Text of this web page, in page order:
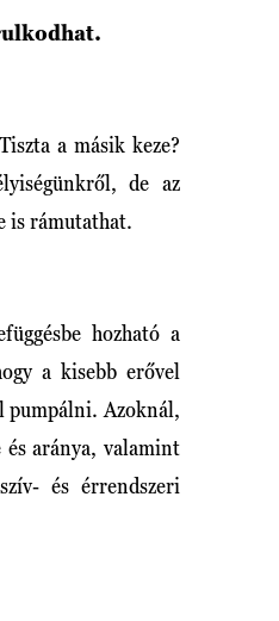
a másik keze?
de az
is rámutathat.
hozható a
a kisebb erővel
pumpálni. Azoknál,
aránya, valamint
és érrendszeri